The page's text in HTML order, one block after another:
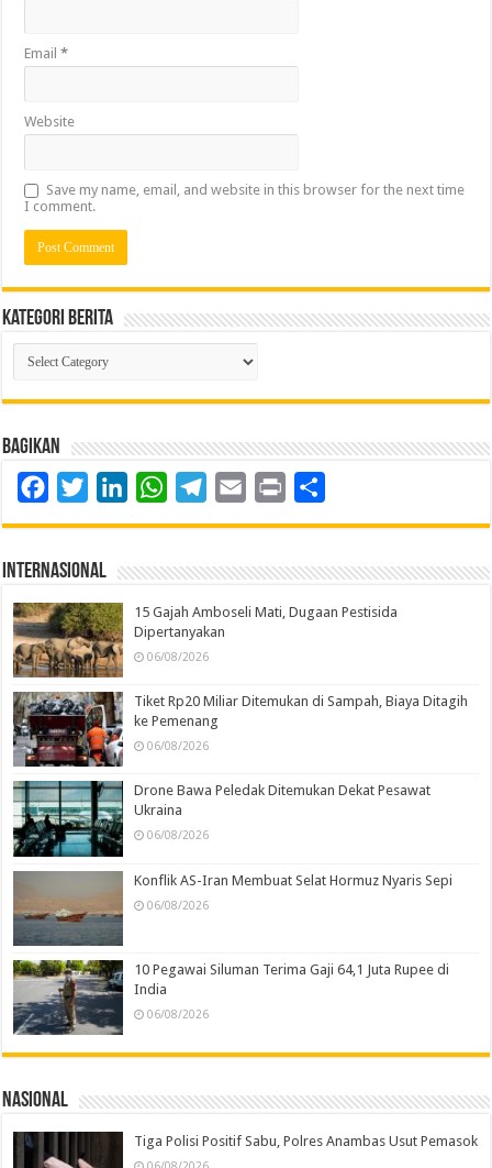
Email*
Website
Save my name, email, and website in this browser for the next time
I comment.
Kategori Berita
Kategori
Berita
Bagikan
FacebookTwitterLinkedInWhatsAppTelegram
Email Print
Internasional
15 Gajah Amboseli Mati, Dugaan Pestisida
Dipertanyakan
06/08/2026
Tiket Rp20 Miliar Ditemukan di Sampah, Biaya Ditagih
ke Pemenang
06/08/2026
Drone Bawa Peledak Ditemukan Dekat Pesawat
Ukraina
06/08/2026
Konflik AS-Iran Membuat Selat Hormuz Nyaris Sepi
06/08/2026
10 Pegawai Siluman Terima Gaji 64,1 Juta Rupee di
India
06/08/2026
Nasional
Tiga Polisi Positif Sabu, Polres Anambas Usut Pemasok